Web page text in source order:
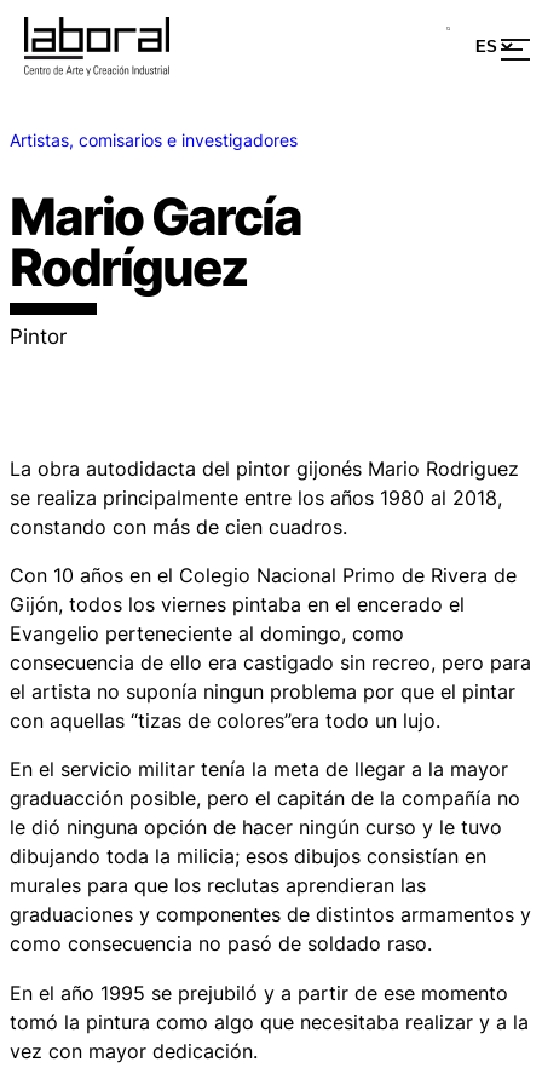
Artistas, comisarios e investigadores
Mario García
Rodríguez
Pintor
La obra autodidacta del pintor gijonés Mario Rodriguez
se realiza principalmente entre los años 1980 al 2018,
constando con más de cien cuadros.
Con 10 años en el Colegio Nacional Primo de Rivera de
Gijón, todos los viernes pintaba en el encerado el
Evangelio perteneciente al domingo, como
consecuencia de ello era castigado sin recreo, pero para
el artista no suponía ningun problema por que el pintar
con aquellas “tizas de colores”era todo un lujo.
En el servicio militar tenía la meta de llegar a la mayor
graduacción posible, pero el capitán de la compañía no
le dió ninguna opción de hacer ningún curso y le tuvo
dibujando toda la milicia; esos dibujos consistían en
murales para que los reclutas aprendieran las
graduaciones y componentes de distintos armamentos y
como consecuencia no pasó de soldado raso.
En el año 1995 se prejubiló y a partir de ese momento
tomó la pintura como algo que necesitaba realizar y a la
vez con mayor dedicación.